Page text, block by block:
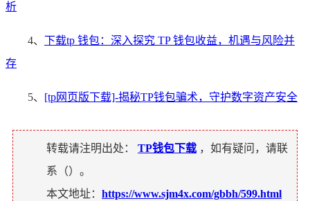
析
4、 下载tp 钱包：深入探究 TP 钱包收益，机遇与风险并
存
5、 [tp网页版下载]-揭秘TP钱包骗术，守护数字资产安全
转载请注明出处： TP钱包下载 ，如有疑问，请联
系（）。
本文地址： https://www.sjm4x.com/gbbh/599.html